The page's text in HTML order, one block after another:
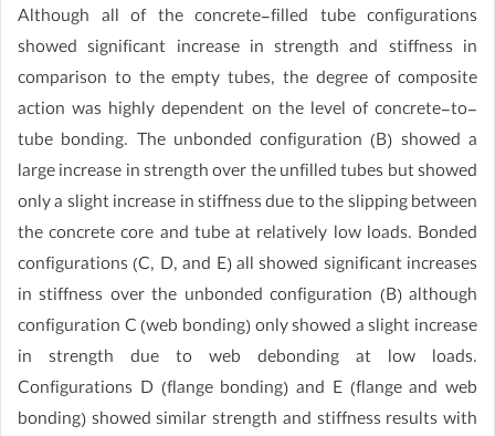
Although all of the concrete-filled tube configurations
showed significant increase in strength and stiffness in
comparison to the empty tubes, the degree of composite
action was highly dependent on the level of concrete-to-
tube bonding. The unbonded configuration (B) showed a
large increase in strength over the unfilled tubes but showed
only a slight increase in stiffness due to the slipping between
the concrete core and tube at relatively low loads. Bonded
configurations (C, D, and E) all showed significant increases
in stiffness over the unbonded configuration (B) although
configuration C (web bonding) only showed a slight increase
in strength due to web debonding at low loads.
Configurations D (flange bonding) and E (flange and web
bonding) showed similar strength and stiffness results with